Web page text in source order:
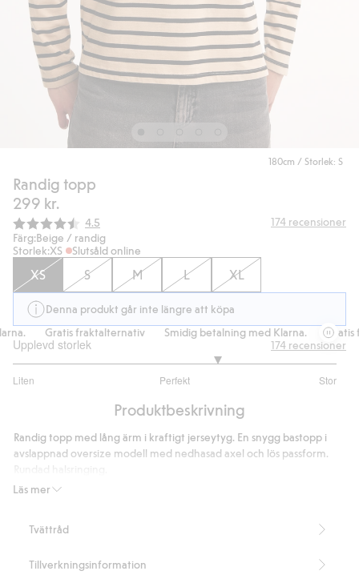
180cm / Storlek: S
Randig topp
299 kr.
Snittbetyg:
4.5 174 recensioner
Färg:Beige / randig
Storlek:XS Slutsåld online
XS S M L XL
Denna produkt går inte längre att köpa
Gratis fraktalternativ Smidig betalning med Klarna. Gratis
Upplevd storlek
Liten Perfekt Stor
utav
129
betyg
174 recensioner
Produktbeskrivning
Läs mer
Randig topp med lång ärm i kraftigt jerseytyg. En snygg bastopp i
avslappnad oversize modell med nedhasad axel och lös passform.
Längd 62 cm i storlek S
Tvättråd
Tillverkningsinformation